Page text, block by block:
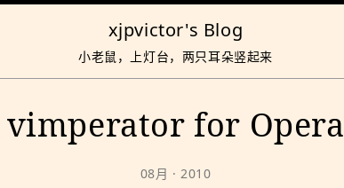
xjpvictor's Blog
小老鼠，上灯台，两只耳朵竖起来
vimperator for Opera
08月 · 2010